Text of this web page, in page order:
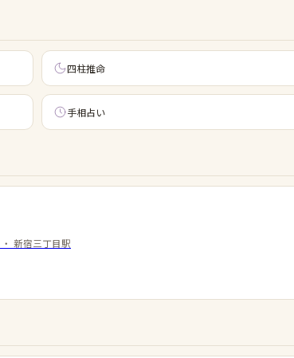
四柱推命
手相占い
・ 新宿三丁目駅